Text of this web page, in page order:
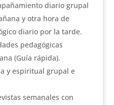
diario grupal
y otra hora de
diario por la tarde.
pedagógicas
(Guía rápida).
y espiritual grupal e
semanales con